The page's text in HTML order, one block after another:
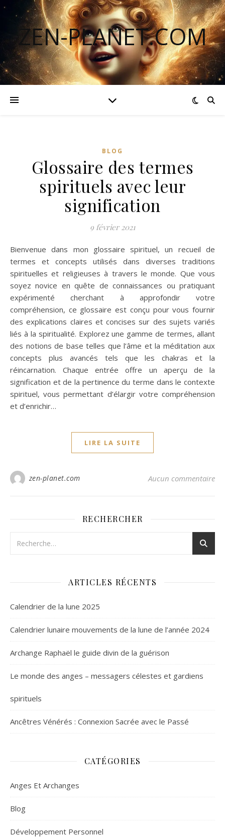
ZEN-PLANET.COM
BLOG
Glossaire des termes
spirituels avec leur
signification
9 février 2021
Bienvenue dans mon glossaire spirituel, un recueil de
termes et concepts utilisés dans diverses traditions
spirituelles et religieuses à travers le monde. Que vous
soyez novice en quête de connaissances ou pratiquant
expérimenté cherchant à approfondir votre
compréhension, ce glossaire est conçu pour vous fournir
des explications claires et concises sur des sujets variés
liés à la spiritualité. Explorez une gamme de termes, allant
des notions de base telles que l’âme et la méditation aux
concepts plus avancés tels que les chakras et la
réincarnation. Chaque entrée offre un aperçu de la
signification et de la pertinence du terme dans le contexte
spirituel, vous permettant d’élargir votre compréhension
et d’enrichir…
LIRE LA SUITE
zen-planet.com Aucun commentaire
RECHERCHER
ARTICLES RÉCENTS
Calendrier de la lune 2025
Calendrier lunaire mouvements de la lune de l’année 2024
Archange Raphaël le guide divin de la guérison
Le monde des anges – messagers célestes et gardiens
spirituels
Ancêtres Vénérés : Connexion Sacrée avec le Passé
CATÉGORIES
Anges Et Archanges
Blog
Développement Personnel